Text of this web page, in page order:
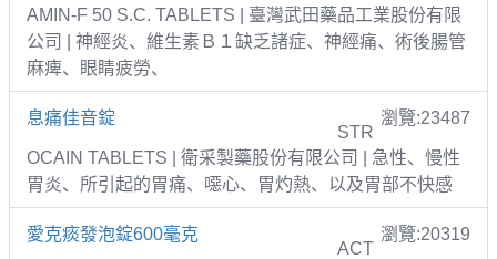
AMIN-F 50 S.C. TABLETS | 臺灣武田藥品工業股份有限
公司 | 神經炎、維生素Ｂ１缺乏諸症、神經痛、術後腸管
麻痺、眼睛疲勞、
息痛佳音錠 瀏覽:23487
STR
OCAIN TABLETS | 衛采製藥股份有限公司 | 急性、慢性
胃炎、所引起的胃痛、噁心、胃灼熱、以及胃部不快感
愛克痰發泡錠600毫克 瀏覽:20319
ACT